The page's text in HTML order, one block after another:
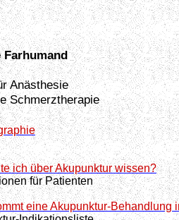
Farhumand
Anästhesie
Schmerztherapie
ich über Akupunktur wissen?
für Patienten
eine Akupunktur-Behandlung